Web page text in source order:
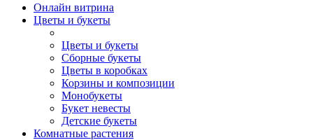
Онлайн витрина
Цветы и букеты
Цветы и букеты
Сборные букеты
Цветы в коробках
Корзины и композиции
Монобукеты
Букет невесты
Детские букеты
Комнатные растения